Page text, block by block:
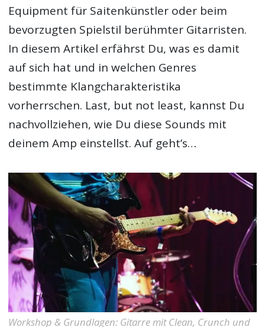
Equipment für Saitenkünstler oder beim
bevorzugten Spielstil berühmter Gitarristen.
In diesem Artikel erfährst Du, was es damit
auf sich hat und in welchen Genres
bestimmte Klangcharakteristika
vorherrschen. Last, but not least, kannst Du
nachvollziehen, wie Du diese Sounds mit
deinem Amp einstellst. Auf geht’s…
Workshop & Grundlagen: Gitarre mit Clean, Crunch und